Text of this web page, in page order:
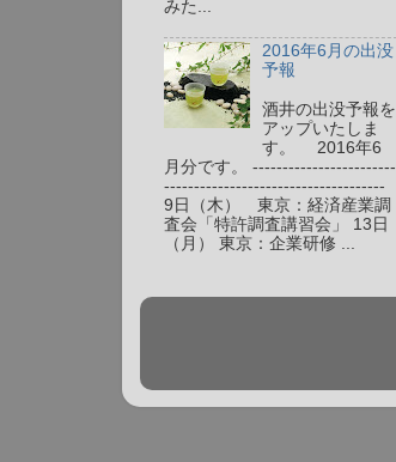
みた...
2016年6月の出没
予報
酒井の出没予報を
アップいたしま
す。 2016年6
月分です。 ------------------------
-------------------------------------
9日（木） 東京：経済産業調
査会「特許調査講習会」 13日
（月） 東京：企業研修 ...